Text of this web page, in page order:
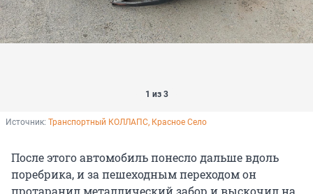
1 из 3
Источник: Транспортный КОЛЛАПС, Красное Село
После этого автомобиль понесло дальше вдоль
поребрика, и за пешеходным переходом он